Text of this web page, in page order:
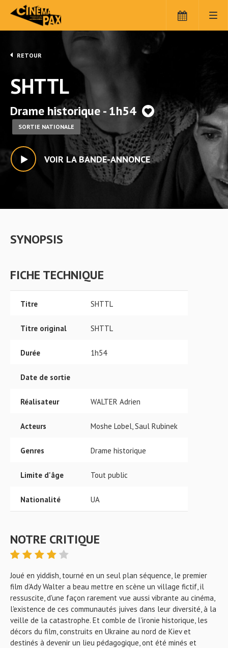
RETOUR
SHTTL
Drame historique - 1h54
SORTIE NATIONALE
VOIR LA BANDE-ANNONCE
SYNOPSIS
FICHE TECHNIQUE
Titre SHTTL
Titre original SHTTL
Durée 1h54
Date de sortie
Réalisateur WALTER Adrien
Acteurs Moshe Lobel, Saul Rubinek
Genres Drame historique
Limite d'âge Tout public
Nationalité UA
NOTRE CRITIQUE
Joué en yiddish, tourné en un seul plan séquence, le premier
film d’Ady Walter a beau mettre en scène un village fictif, il
ressuscite, d'une façon rarement vue aussi vibrante au cinéma,
l'existence de ces communautés juives dans leur diversité, à la
veille de la catastrophe. Et comble de l'ironie historique, les
décors du film, construits en Ukraine au nord de Kiev et
destinés à devenir un lieu pédagogique, ont été minés et